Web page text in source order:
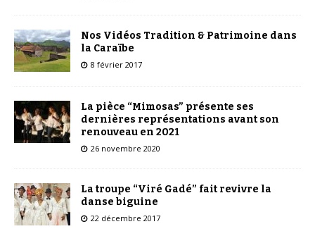
Nos Vidéos Tradition & Patrimoine dans
la Caraïbe
8 février 2017
La pièce “Mimosas” présente ses
dernières représentations avant son
renouveau en 2021
26 novembre 2020
La troupe “Viré Gadé” fait revivre la
danse biguine
22 décembre 2017